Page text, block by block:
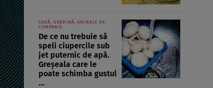
CASĂ, GRĂDINĂ, ANIMALE DE
COMPANIE
De ce nu trebuie să
speli ciupercile sub
jet puternic de apă.
Greșeala care le
poate schimba gustul
...